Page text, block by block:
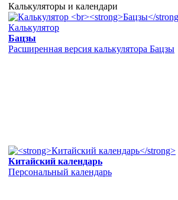
Калькуляторы и календари
Калькулятор
Бацзы
Расширенная версия калькулятора Бацзы
Китайский календарь
Персональный календарь